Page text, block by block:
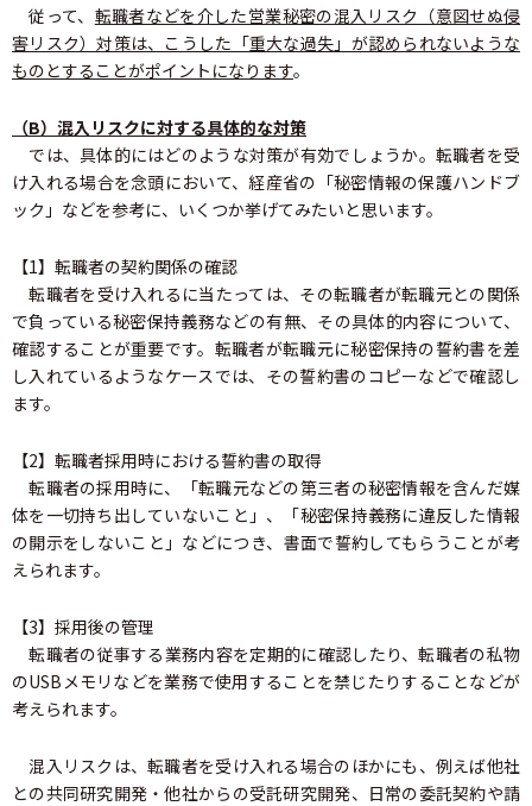
従って、 転職者などを介した営業秘密の混入リスク（意図せぬ侵
害リスク）対策は、こうした「重大な過失」が認められないような
ものとすることがポイントになります。
（B）混入リスクに対する具体的な対策
では、具体的にはどのような対策が有効でしょうか。転職者を受
け入れる場合を念頭において、経産省の「秘密情報の保護ハンドブ
ック」などを参考に、いくつか挙げてみたいと思います。
【1】転職者の契約関係の確認
転職者を受け入れるに当たっては、その転職者が転職元との関係
で負っている秘密保持義務などの有無、その具体的内容について、
確認することが重要です。転職者が転職元に秘密保持の誓約書を差
し入れているようなケースでは、その誓約書のコピーなどで確認し
ます。
【2】転職者採用時における誓約書の取得
転職者の採用時に、「転職元などの第三者の秘密情報を含んだ媒
体を一切持ち出していないこと」、「秘密保持義務に違反した情報
の開示をしないこと」などにつき、書面で誓約してもらうことが考
えられます。
【3】採用後の管理
転職者の従事する業務内容を定期的に確認したり、転職者の私物
のUSBメモリなどを業務で使用することを禁じたりすることなどが
考えられます。
混入リスクは、転職者を受け入れる場合のほかにも、例えば他社
との共同研究開発・他社からの受託研究開発、日常の委託契約や請